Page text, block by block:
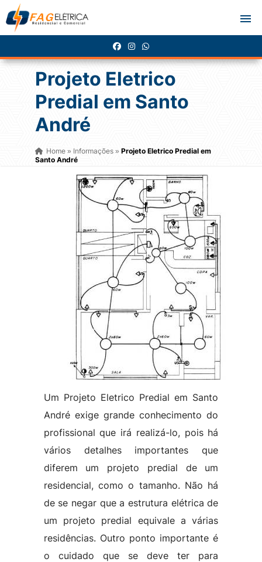
Projeto Eletrico
Predial em Santo
André
Home» Informações » Projeto Eletrico Predial em
Santo André
Um Projeto Eletrico Predial em Santo
André exige grande conhecimento do
profissional que irá realizá-lo, pois há
vários detalhes importantes que
diferem um projeto predial de um
residencial, como o tamanho. Não há
de se negar que a estrutura elétrica de
um projeto predial equivale a várias
residências. Outro ponto importante é
o cuidado que se deve ter para